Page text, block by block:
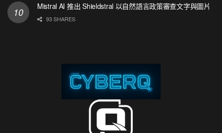
Mistral AI 推出 Shieldstral 以自然語言政策審查文字與圖片
93 SHARES